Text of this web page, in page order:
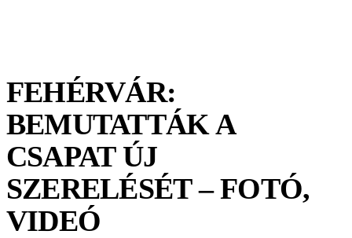
FEHÉRVÁR:
BEMUTATTÁK A
CSAPAT ÚJ
SZERELÉSÉT – FOTÓ,
VIDEÓ